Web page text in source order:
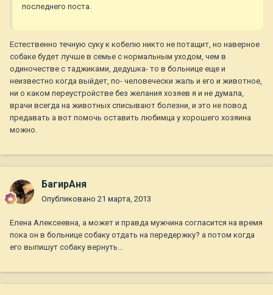
последнего поста.
Естественно течную суку к кобелю никто не потащит, но наверное
собаке будет лучше в семье с нормальным уходом, чем в
одиночестве с таджиками, дедушка- то в больнице еще и
неизвестно когда выйдет, по- человечески жаль и его и животное,
ни о каком переустройстве без желания хозяев я и не думала,
врачи всегда на животных списывают болезни, и это не повод
предавать а вот помочь оставить любимца у хорошего хозяина
можно.
БагирАня
Опубликовано 21 марта, 2013
Елена Алексеевна, а может и правда мужчина согласится на время
пока он в больнице собаку отдать на передержку? а потом когда
его выпишут собаку вернуть...